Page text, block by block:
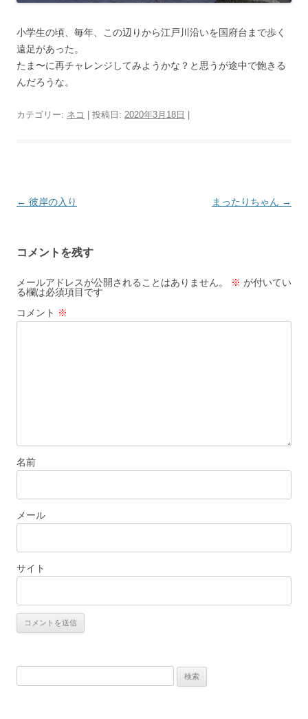
小学生の頃、毎年、この辺りから江戸川沿いを国府台まで歩く
遠足があった。
たま〜に再チャレンジしてみようかな？と思うが途中で飽きる
んだろうな。
カテゴリー: ネコ | 投稿日: 2020年3月18日 |
投
ビ
ゲ
ー
シ
← 彼岸の入り まったりちゃん →
コメントを残す
メールアドレスが公開されることはありません。 ※ が付いてい
る欄は必須項目です
コメント ※
名前
メール
サイト
索: